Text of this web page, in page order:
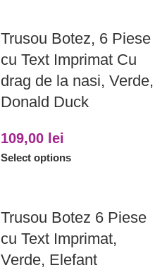
Trusou Botez, 6 Piese
cu Text Imprimat Cu
drag de la nasi, Verde,
Donald Duck
109,00 lei
Select options
Trusou Botez 6 Piese
cu Text Imprimat,
Verde, Elefant